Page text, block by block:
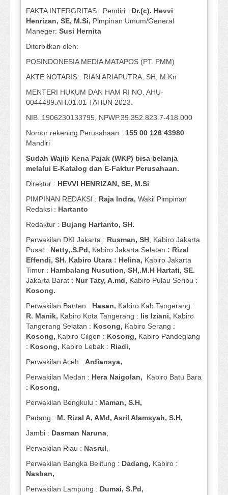
FAKTA INTERGRITAS : Pendiri : Dr.(c). Hevvi
Henrizan, SE, M.Si, Pimpinan Umum/General
Maneger: Susi Hernita
Diterbitkan oleh:
POSINDONESIA MEDIA MATAPOS (PT. PMM)
AKTE NOTARIS : RIAN ARIAPUTRA, SH, M.Kn
MENTERI HUKUM DAN HAM RI NO. AHU-
0044489.AH.01.01 TAHUN 2023.
NIB. 1906230133795, NPWP.39.352.823.7-418.000
Nomor rekening Perusahaan : 155 00 126 43980
Mandiri
Sudah Wajib Kena Pajak (WKP) bisa belanja
melalui E-Katalog dan E-Faktur Perusahaan.
Direktur : HEVVI HENRIZAN, SE, M.Si
PIMPINAN REDAKSI : Raja Indra, Wakil Pimpinan
Redaksi : Hartanto
Redaktur : Bujang Hartanto, SH.
Perwakilan DKI Jakarta : Rusman, SH, Kabiro Jakarta
Pusat : Netty,.S.Pd, Kabiro Jakarta Selatan : Rizal
Effendi, SH. Kabiro Utara : Helina, Kabiro Jakarta
Timur : Hambalang Nusution, SH,.M.H Hartati, SE.
Jakarta Barat : Nur Taty, A.md, Kabiro Pulau Seribu :
Kosong.
Perwakilan Banten : Hasan, Kabiro Kab Tangerang :
R. Manik, Kabiro Kota Tangerang : Iis Iziani, Kabiro
Tangerang Selatan : Kosong, Kabiro Serang :
Kosong, Kabiro Cilgon : Kosong, Kabiro Pandeglang
: Kosong, Kabiro Lebak : Riadi,
Perwakilan Aceh : Ardiansya,
Perwakilan Medan : Hera Naigolan, Kabiro Batu Bara
: Kosong,
Perwakilan Bengkulu : Maman, S.H,
Padang : M. Rizal A, AMd, Asril Alamsyah, S.H,
Jambi : Dasman Naruna,
Perwakilan Riau : Nasrul,
Perwakilan Bangka Belitung : Dadang, Kabiro :
Nasban,
Perwakilan Lampung : Dumai, S.Pd,